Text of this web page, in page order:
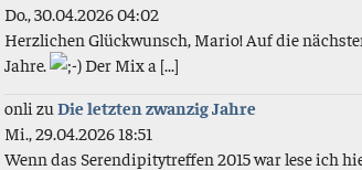
Do., 30.04.2026 04:02
Herzlichen Glückwunsch, Mario! Auf die
Jahre.
Der Mix a [...]
onli zuDie letzten zwanzig Jahre
Mi., 29.04.2026 18:51
Wenn das Serendipitytreffen 2015 war lese ich